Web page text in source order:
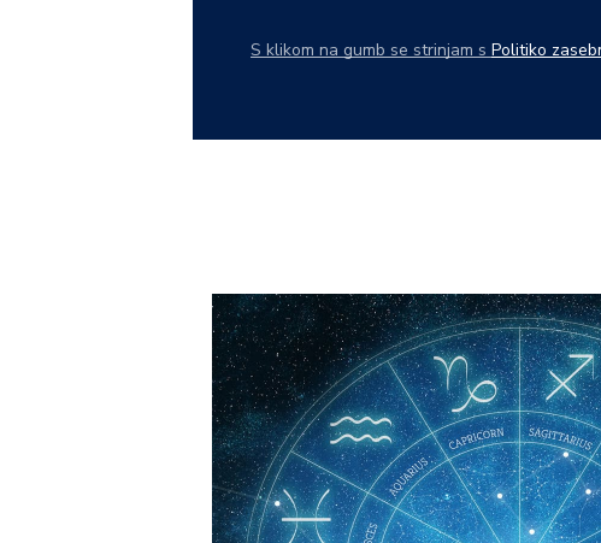
S klikom na gumb se strinjam s Politiko